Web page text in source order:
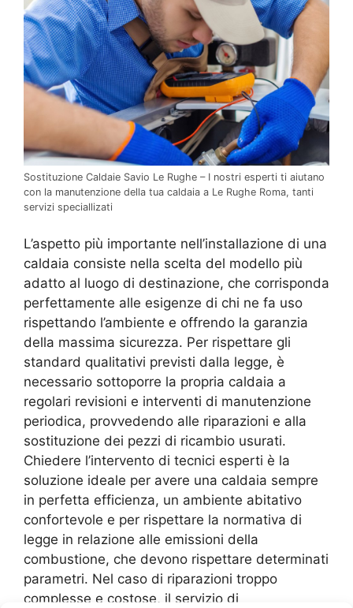
Sostituzione Caldaie Savio Le Rughe – I nostri esperti ti aiutano
con la manutenzione della tua caldaia a Le Rughe Roma, tanti
servizi speciallizati
L’aspetto più importante nell’installazione di una
caldaia consiste nella scelta del modello più
adatto al luogo di destinazione, che corrisponda
perfettamente alle esigenze di chi ne fa uso
rispettando l’ambiente e offrendo la garanzia
della massima sicurezza. Per rispettare gli
standard qualitativi previsti dalla legge, è
necessario sottoporre la propria caldaia a
regolari revisioni e interventi di manutenzione
periodica, provvedendo alle riparazioni e alla
sostituzione dei pezzi di ricambio usurati.
Chiedere l’intervento di tecnici esperti è la
soluzione ideale per avere una caldaia sempre
in perfetta efficienza, un ambiente abitativo
confortevole e per rispettare la normativa di
legge in relazione alle emissioni della
combustione, che devono rispettare determinati
parametri. Nel caso di riparazioni troppo
complesse e costose, il servizio di